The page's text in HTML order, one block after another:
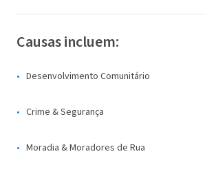
Causas incluem:
Desenvolvimento Comunitário
Crime & Segurança
Moradia & Moradores de Rua